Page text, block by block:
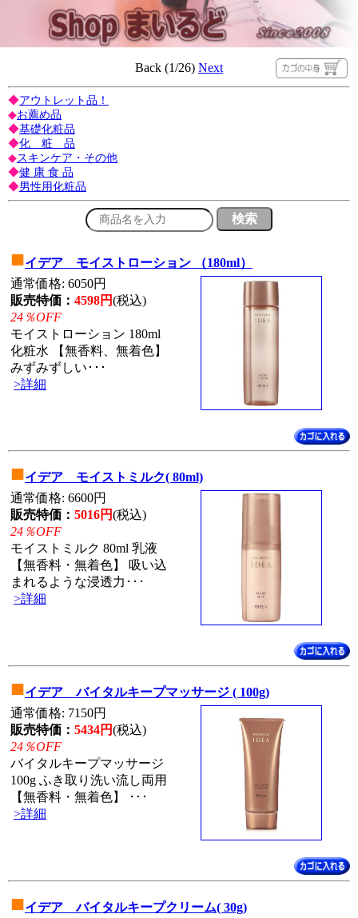
Back (1/26) Next
◆アウトレット品！
◆お薦め品
◆基礎化粧品
◆化 粧 品
◆スキンケア・その他
◆健 康 食 品
◆男性用化粧品
■イデア モイストローション （180ml）
通常価格: 6050円
販売特価： 4598円(税込)
24％OFF
モイストローション 180ml
化粧水 【無香料、無着色】
みずみずしい･･･
>詳細
■イデア モイストミルク( 80ml)
通常価格: 6600円
販売特価： 5016円(税込)
24％OFF
モイストミルク 80ml 乳液
【無香料・無着色】 吸い込
まれるような浸透力･･･
>詳細
■イデア バイタルキープマッサージ ( 100g)
通常価格: 7150円
販売特価： 5434円(税込)
24％OFF
バイタルキープマッサージ
100g ふき取り洗い流し両用
【無香料・無着色】 ･･･
>詳細
■イデア バイタルキープクリーム( 30g)